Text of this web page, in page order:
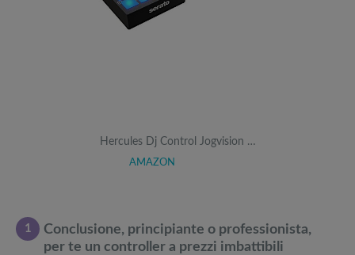
Hercules Dj Control Jogvision …
AMAZON
1
Conclusione, principiante o professionista,
per te un controller a prezzi imbattibili